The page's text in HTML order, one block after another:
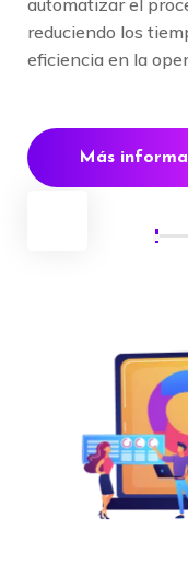
automatizar el
reduciendo los
eficiencia en la
Más